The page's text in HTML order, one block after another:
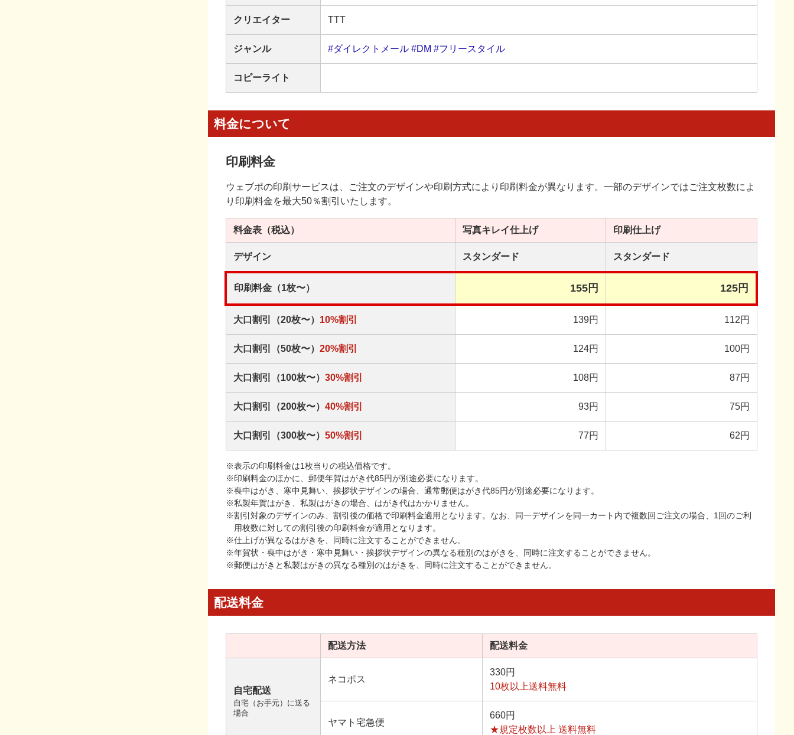
クリエイター TTT
ジャンル #ダイレクトメール #DM #フリースタイル
コピーライト
料金について
印刷料金
ウェブポの印刷サービスは、ご注文のデザインや印刷方式により印刷料金が異なります。一部のデザインではご注文枚数によ
り印刷料金を最大50％割引いたします。
料金表 （税込） 写真キレイ仕上げ 印刷仕上げ
デザイン スタンダード スタンダード
印刷料金（1枚〜） 155円 125円
大口割引（20枚〜） 10%割引 139円 112円
大口割引（50枚〜） 20%割引 124円 100円
大口割引（100枚〜） 30%割引 108円 87円
大口割引（200枚〜） 40%割引 93円 75円
大口割引（300枚〜） 50%割引 77円 62円
※表示の印刷料金は1枚当りの税込価格です。
※印刷料金のほかに、郵便年賀はがき代85円が別途必要になります。
※喪中はがき、寒中見舞い、挨拶状デザインの場合、通常郵便はがき代85円が別途必要になります。
※私製年賀はがき、私製はがきの場合、はがき代はかかりません。
※割引対象のデザインのみ、割引後の価格で印刷料金適用となります。なお、同一デザインを同一カート内で複数回ご注文の場合、1回のご利
用枚数に対しての割引後の印刷料金が適用となります。
※仕上げが異なるはがきを、同時に注文することができません。
※年賀状・喪中はがき・寒中見舞い・挨拶状デザインの異なる種別のはがきを、同時に注文することができません。
※郵便はがきと私製はがきの異なる種別のはがきを、同時に注文することができません。
配送料金
配送方法 配送料金
自宅配送
自宅（お手元）に送る
場合
ネコポス
330円
10枚以上送料無料
ヤマト宅急便
660円
★規定枚数以上 送料無料